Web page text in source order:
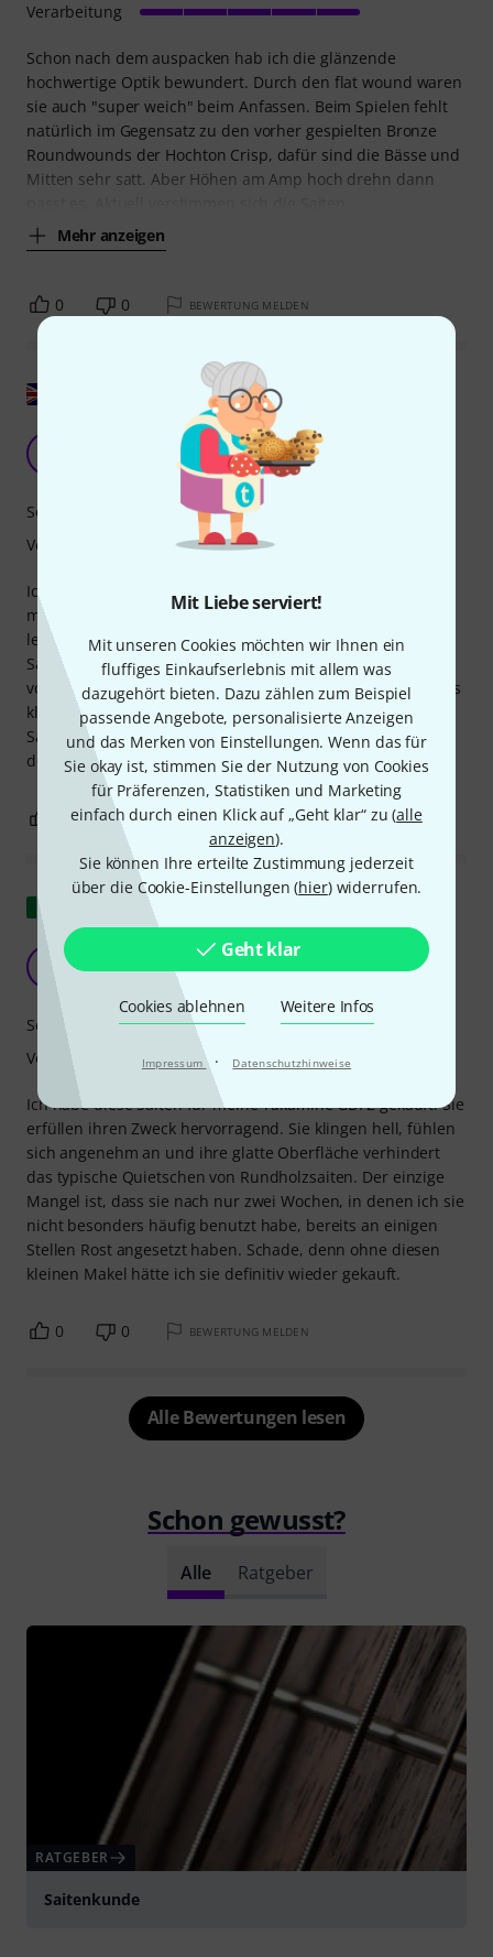
Mit Liebe serviert!
Mit unseren Cookies möchten wir Ihnen ein
fluffiges Einkaufserlebnis mit allem was
dazugehört bieten. Dazu zählen zum Beispiel
passende Angebote, personalisierte Anzeigen
und das Merken von Einstellungen. Wenn das für
Sie okay ist, stimmen Sie der Nutzung von Cookies
für Präferenzen, Statistiken und Marketing
einfach durch einen Klick auf „Geht klar“ zu (alle
anzeigen).
Sie können Ihre erteilte Zustimmung jederzeit
über die Cookie-Einstellungen (hier) widerrufen.
Geht klar
Cookies ablehnen Weitere Infos
Impressum · Datenschutzhinweise
Schon nach dem auspacken hab ich die glänzende
hochwertige Optik bewundert. Durch den flat wound waren
sie auch "super weich" beim Anfassen. Beim Spielen fehlt
natürlich im Gegensatz zu den vorher gespielten Bronze
Roundwounds der Hochton Crisp, dafür sind die Bässe und
Mitten sehr satt. Aber Höhen am Amp hoch drehn dann
Mehr anzeigen
Verarbeitung
0 0 BEWERTUNG MELDEN
Klang 10...Gefühl 7
Bassbeak 25.11.2025
Ich suchte nach Saiten, die mir etwas mehr Brillanz als
meine Nylon-Tapewound-Saiten boten, aber nicht ganz so
lebendig wie Roundwound-Saiten. Klanglich sind diese
Saiten genau das Richtige. Der Grund, warum ich keine
volle Punktzahl vergebe, ist folgender: Sie fühlen sich etwas
klebrig unter den Fingern an. Das lässt sich aber mit
Saitenfett vor dem Spielen beheben. Ansonsten sind sie
definitiv einen Versuch wert.
Sound
Verarbeitung
0 BEWERTUNG MELDEN
Original zeigen
Unbedingt ausprobieren!
Andrea Nicesite 14.12.2025
Ich habe diese Saiten für meine Takamine GB72 gekauft. Sie
erfüllen ihren Zweck hervorragend. Sie klingen hell, fühlen
sich angenehm an und ihre glatte Oberfläche verhindert
das typische Quietschen von Rundholzsaiten. Der einzige
Mangel ist, dass sie nach nur zwei Wochen, in denen ich sie
nicht besonders häufig benutzt habe, bereits an einigen
Stellen Rost angesetzt haben. Schade, denn ohne diesen
kleinen Makel hätte ich sie definitiv wieder gekauft.
Sound
Verarbeitung
0 0 BEWERTUNG MELDEN
Alle Bewertungen lesen
Schon gewusst?
Alle Ratgeber
RATGEBER
Saitenkunde